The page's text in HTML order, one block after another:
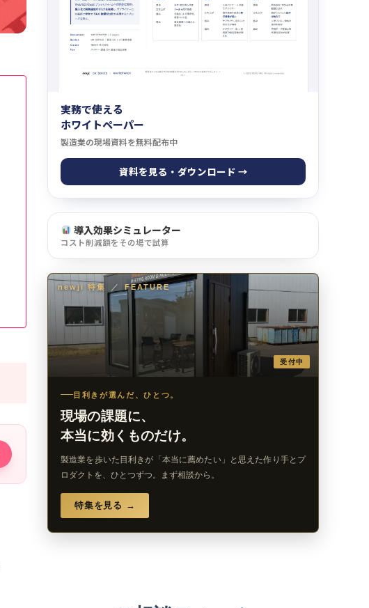
実務で使える
ホワイトペーパー
製造業の現場資料を無料配布中
資料を見る・ダウンロード →
導入効果シミュレーター
コスト削減額をその場で試算
newji 特集 ／ FEATURE
受付中
目利きが選んだ、ひとつ。
現場の課題に、
本当に効くものだけ。
製造業を歩いた目利きが「本当に薦めたい」と思えた作り手とプ
ロダクトを、ひとつずつ。まず相談から。
特集を見る →